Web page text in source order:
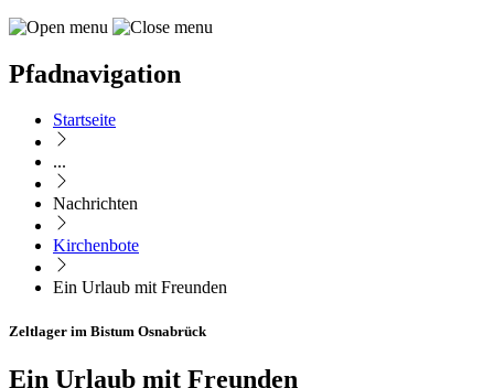
Pfadnavigation
Startseite
...
Nachrichten
Kirchenbote
Ein Urlaub mit Freunden
Zeltlager im Bistum Osnabrück
Ein Urlaub mit Freunden